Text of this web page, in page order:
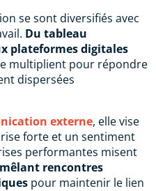
se sont diversifiés avec
Du tableau
plateformes digitales
multiplient pour répondre
dispersées
externe, elle vise
forte et un sentiment
performantes misent
rencontres
pour maintenir le lien